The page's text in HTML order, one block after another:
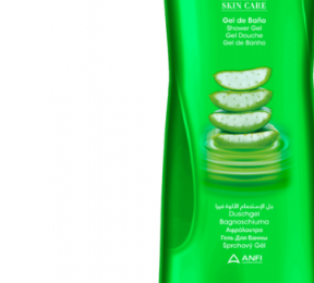
Detergenti Rufe & Intretinere
Parfum de rufe si esente
concentrate parfumare rufe
Neutralizare miros si odorizare
textile,masini de spalat ,uscatoare
Solutii indepartare pete si